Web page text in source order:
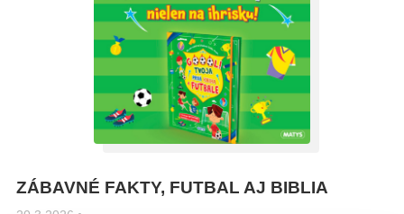
ZÁBAVNÉ FAKTY, FUTBAL AJ BIBLIA